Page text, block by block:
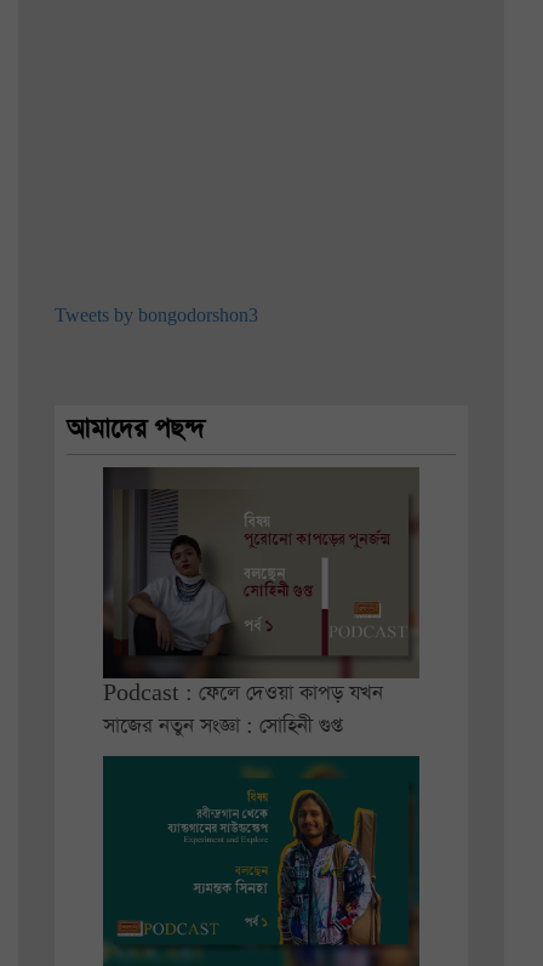
Tweets by bongodorshon3
আমাদের পছন্দ
Podcast : ফেলে দেওয়া কাপড় যখন
সাজের নতুন সংজ্ঞা : সোহিনী গুপ্ত